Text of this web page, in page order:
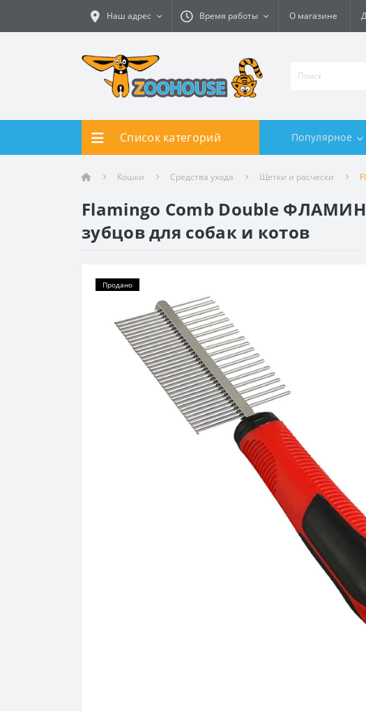
Наш адрес Время работы О магазине
Список категорий Популярное
Кошки Средства ухода Щетки и расчески
Flamingo Comb Double
зубцов для собак и котов
Продано